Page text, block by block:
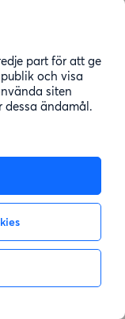
part för att ge
och visa
siten
ändamål.